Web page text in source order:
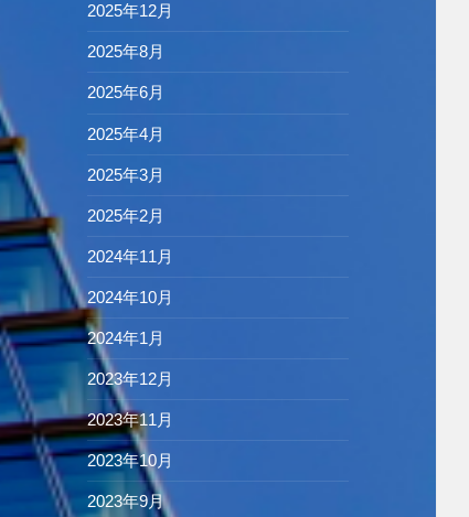
2025年12月
2025年8月
2025年6月
2025年4月
2025年3月
2025年2月
2024年11月
2024年10月
2024年1月
2023年12月
2023年11月
2023年10月
2023年9月